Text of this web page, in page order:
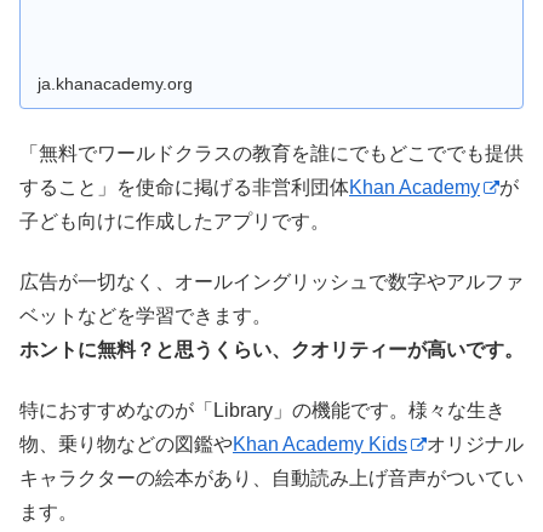
ja.khanacademy.org
「無料でワールドクラスの教育を誰にでもどこででも提供
すること」を使命に掲げる非営利団体Khan Academy
が
子ども向けに作成したアプリです。
広告が一切なく、オールイングリッシュで数字やアルファ
ベットなどを学習できます。
ホントに無料？と思うくらい、クオリティーが高いです。
特におすすめなのが「Library」の機能です。様々な生き
物、乗り物などの図鑑やKhan Academy Kids
オリジナル
キャラクターの絵本があり、自動読み上げ音声がついてい
ます。